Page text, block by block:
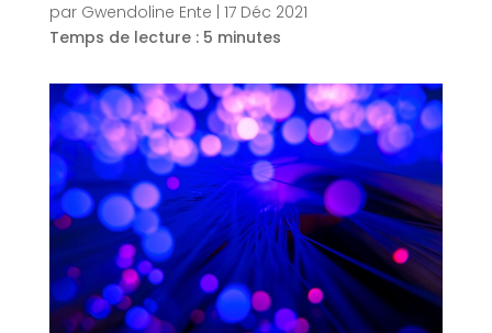
par Gwendoline Ente 17 Déc 2021
Temps de lecture : 5 minutes